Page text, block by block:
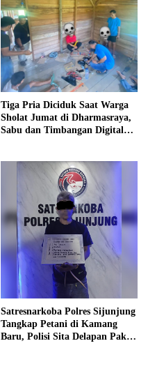
Tiga Pria Diciduk Saat Warga
Sholat Jumat di Dharmasraya,
Sabu dan Timbangan Digital
Satresnarkoba Polres Sijunjung
Tangkap Petani di Kamang
Baru, Polisi Sita Delapan Paket